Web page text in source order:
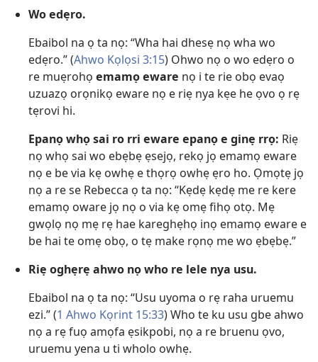
Wo edẹro.
Ebaibol na ọ ta nọ: “Wha hai dhesẹ nọ wha wo
edẹro.” (Ahwo Kọlọsi 3:15) Ohwo nọ o wo edẹro o
re muẹrohọ emamọ eware nọ i te rie obọ evaọ
uzuazọ orọnikọ eware nọ e riẹ nya kẹe he ọvo ọ rẹ
tẹrovi hi.
Epanọ whọ sai ro rri eware epanọ e ginẹ rrọ: Riẹ
nọ whọ sai wo ebẹbẹ ẹsejọ, rekọ jọ emamọ eware
nọ e be via kẹ owhẹ e thọrọ owhẹ ẹro ho. Ọmọtẹ jọ
nọ a re se Rebecca ọ ta nọ: “Kẹdẹ kẹdẹ me re kere
emamọ oware jọ nọ o via kẹ omẹ fihọ otọ. Mẹ
gwọlọ nọ mẹ rẹ hae kareghẹhọ inọ emamọ eware e
be hai te omẹ obọ, o tẹ make rọnọ me wo ẹbẹbẹ.”
Riẹ oghẹrẹ ahwo nọ who re lele nya usu.
Ebaibol na ọ ta nọ: “Usu uyoma o rẹ raha uruemu
ezi.” (1 Ahwo Kọrint 15:33) Who te ku usu gbe ahwo
nọ a rẹ fuọ amọfa ẹsikpobi, nọ a re bruenu ọvo,
uruemu yena u ti wholo owhẹ.